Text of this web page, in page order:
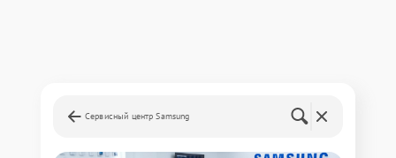
Сервисный центр Samsung